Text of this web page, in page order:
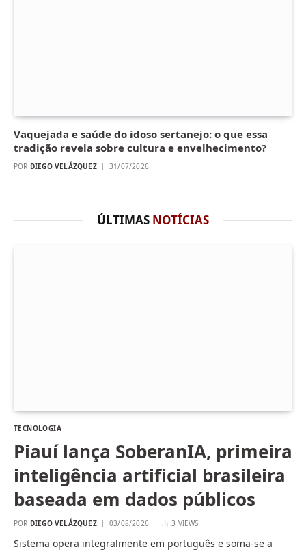
Vaquejada e saúde do idoso sertanejo: o que essa
tradição revela sobre cultura e envelhecimento?
POR DIEGO VELÁZQUEZ 31/07/2026
ÚLTIMAS NOTÍCIAS
TECNOLOGIA
Piauí lança SoberanIA, primeira
inteligência artificial brasileira
baseada em dados públicos
POR DIEGO VELÁZQUEZ 03/08/2026 3 VIEWS
Sistema opera integralmente em português e soma-se a